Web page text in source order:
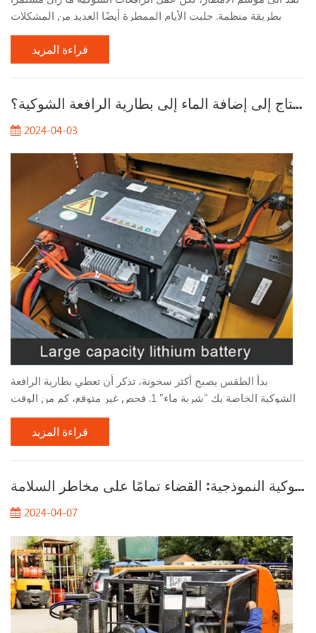
بطريقة منظمة. جلبت الأيام الممطرة أيضًا العديد من المشكلات
لعمل الرافعات الشوكية. دعونا نتحدث عن المشكلات التي يجب
راقب حالة الطريق عند العمل في الأيام الممطرة، يجب الانتباه إلى
حالة سطح الطريق، خاصة في الأماكن ذات الطين الكثيف بشكل
خاص. بعد هطول أمطار غزيرة، يصبح الطين رط...
قراءة المزيد
لماذا تحتاج إلى إضافة الماء إلى بطارية الرافعة الشوكية؟
2024-04-03
بدأ الطقس يصبح أكثر سخونة، تذكر أن تعطي بطارية الرافعة
الشوكية الخاصة بك "شربة ماء" 1. فحص غير متوقع، كم من الوقت
مضى منذ أن قمت بملء بطارية الرافعة الشوكية بالماء؟ قم بإلقاء
نظرة سريعة على مستوى بطارية الرافعة الشوكية الخاصة بك ! يعتمد
تكرار إضافة الماء إلى بطارية الرافعة الشوكية بشكل أساسي على
تكرار استخدام البطارية وبيئة التخزين ودرجة الحرارة المحيطة
قراءة المزيد
تحليل حالات حوادث الرافعات الشوكية النموذجية: القضاء تمامًا على مخاطر السلامة
2024-04-07